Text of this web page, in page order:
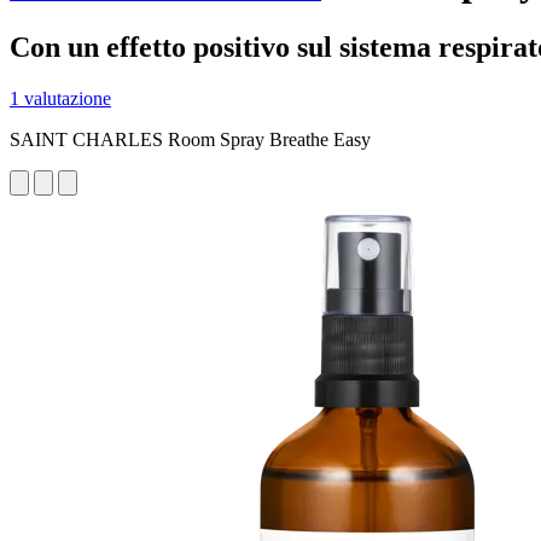
Con un effetto positivo sul sistema
1 valutazione
SAINT CHARLES Room Spray Breathe Easy